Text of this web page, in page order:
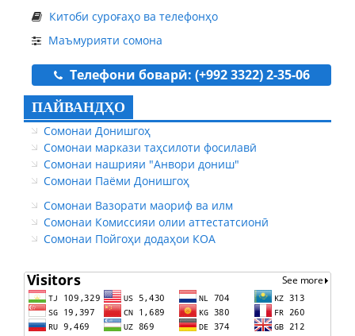
Китоби суроғаҳо ва телефонҳо
Маъмурияти сомона
Телефони боварӣ: (+992 3322) 2-35-06
ПАЙВАНДҲО
Сомонаи Донишгоҳ
Сомонаи маркази таҳсилоти фосилавӣ
Сомонаи нашрияи "Анвори дониш"
Сомонаи Паёми Донишгоҳ
Сомонаи Вазорати маориф ва илм
Сомонаи Комиссияи олии аттестатсионӣ
Сомонаи Пойгоҳи додаҳои КОА